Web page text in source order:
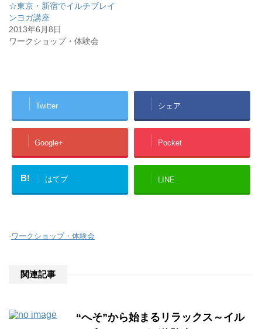
☆東京・新宿でイルチブレイ
ンヨガ講座
2013年6月8日
ワークショップ・体験会
Twitter シェア
Google+ Pocket
B! はてブ LINE
-ワークショップ・体験会
関連記事
“へそ”から始まるリラックス～イル